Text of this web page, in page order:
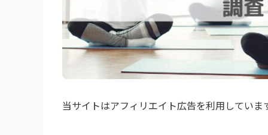
当サイトはアフィリエイト広告を利用していま